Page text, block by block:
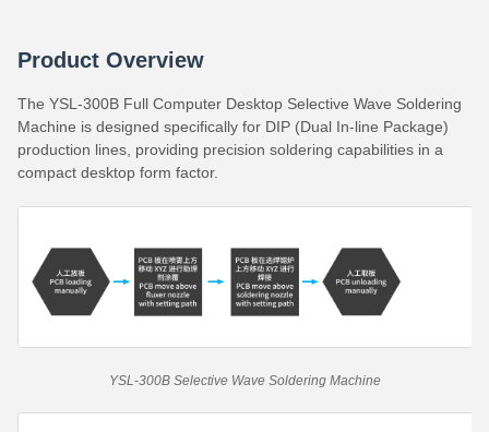
Product Overview
The YSL-300B Full Computer Desktop Selective Wave Soldering
Machine is designed specifically for DIP (Dual In-line Package)
production lines, providing precision soldering capabilities in a
compact desktop form factor.
YSL-300B Selective Wave Soldering Machine